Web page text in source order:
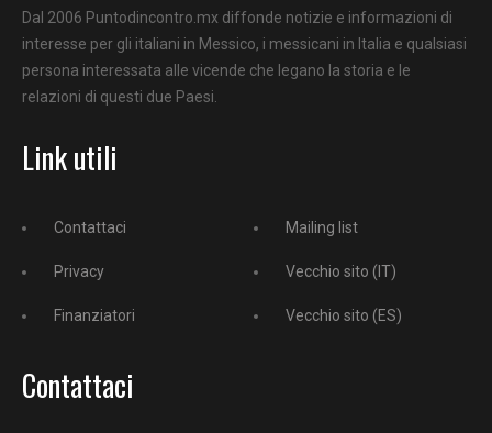
Dal 2006 Puntodincontro.mx diffonde notizie e informazioni di
interesse per gli italiani in Messico, i messicani in Italia e qualsiasi
persona interessata alle vicende che legano la storia e le
relazioni di questi due Paesi.
Link utili
Contattaci
Privacy
Finanziatori
Mailing list
Vecchio sito (IT)
Vecchio sito (ES)
Contattaci